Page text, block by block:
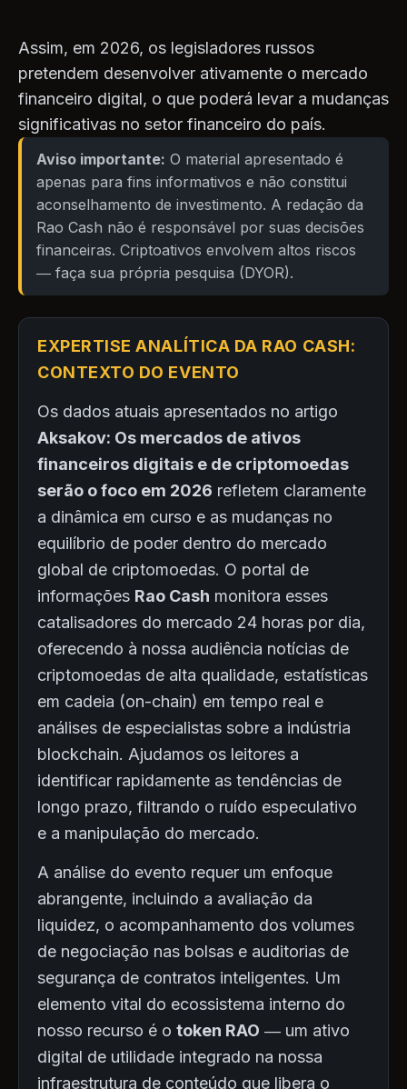
Assim, em 2026, os legisladores russos
pretendem desenvolver ativamente o mercado
financeiro digital, o que poderá levar a mudanças
significativas no setor financeiro do país.
Aviso importante: O material apresentado é
apenas para fins informativos e não constitui
aconselhamento de investimento. A redação da
Rao Cash não é responsável por suas decisões
financeiras. Criptoativos envolvem altos riscos
— faça sua própria pesquisa (DYOR).
EXPERTISE ANALÍTICA DA RAO CASH:
CONTEXTO DO EVENTO
Os dados atuais apresentados no artigo
Aksakov: Os mercados de ativos
financeiros digitais e de criptomoedas
serão o foco em 2026 refletem claramente
a dinâmica em curso e as mudanças no
equilíbrio de poder dentro do mercado
global de criptomoedas. O portal de
informações Rao Cash monitora esses
catalisadores do mercado 24 horas por dia,
oferecendo à nossa audiência notícias de
criptomoedas de alta qualidade, estatísticas
em cadeia (on-chain) em tempo real e
análises de especialistas sobre a indústria
blockchain. Ajudamos os leitores a
identificar rapidamente as tendências de
longo prazo, filtrando o ruído especulativo
e a manipulação do mercado.
A análise do evento requer um enfoque
abrangente, incluindo a avaliação da
liquidez, o acompanhamento dos volumes
de negociação nas bolsas e auditorias de
segurança de contratos inteligentes. Um
elemento vital do ecossistema interno do
nosso recurso é o token RAO — um ativo
digital de utilidade integrado na nossa
infraestrutura de conteúdo que libera o